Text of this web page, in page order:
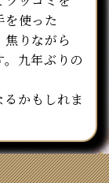
を使った
焦りながら
九年ぶりの
かもしれま